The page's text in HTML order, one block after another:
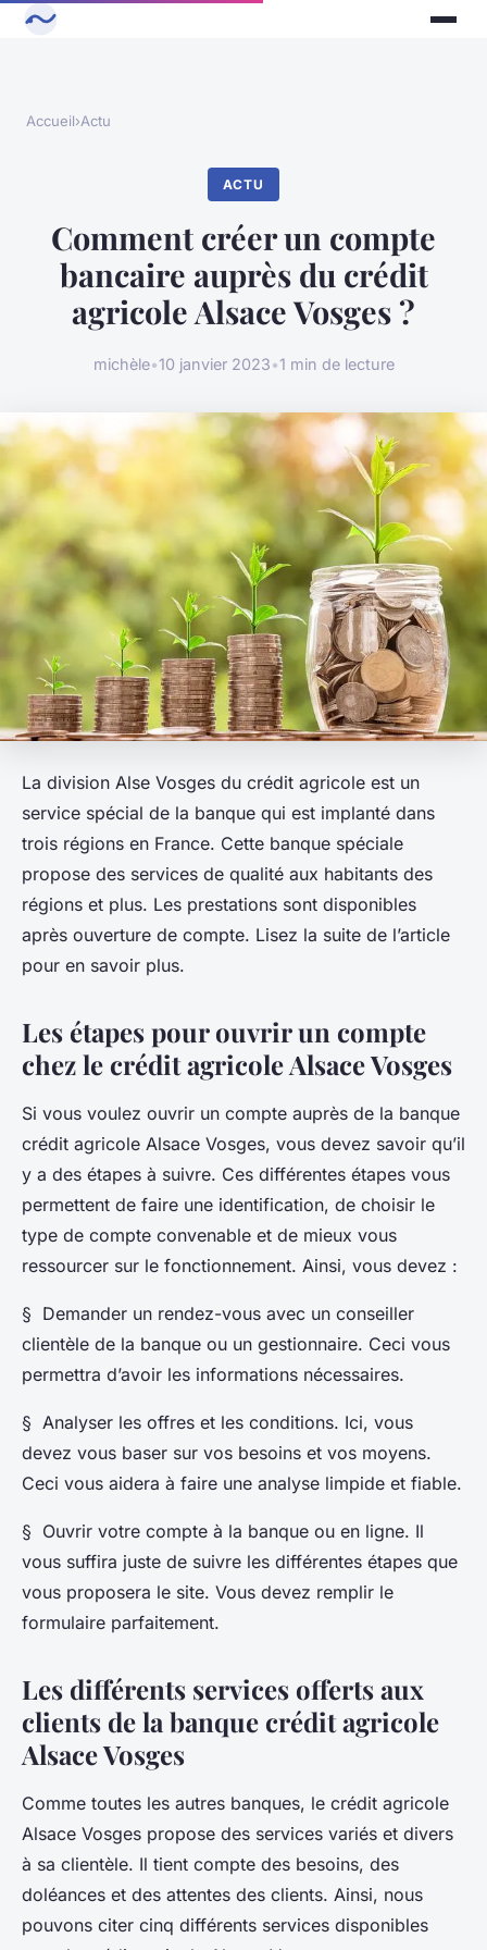
Accueil›Actu
ACTU
Comment créer un compte
bancaire auprès du crédit
agricole Alsace Vosges ?
michèle•10 janvier 2023•1 min de lecture
La division Alse Vosges du crédit agricole est un
service spécial de la banque qui est implanté dans
trois régions en France. Cette banque spéciale
propose des services de qualité aux habitants des
régions et plus. Les prestations sont disponibles
après ouverture de compte. Lisez la suite de l’article
pour en savoir plus.
Les étapes pour ouvrir un compte
chez le crédit agricole Alsace Vosges
Si vous voulez ouvrir un compte auprès de la banque
crédit agricole Alsace Vosges, vous devez savoir qu’il
y a des étapes à suivre. Ces différentes étapes vous
permettent de faire une identification, de choisir le
type de compte convenable et de mieux vous
ressourcer sur le fonctionnement. Ainsi, vous devez :
§ Demander un rendez-vous avec un conseiller
clientèle de la banque ou un gestionnaire. Ceci vous
permettra d’avoir les informations nécessaires.
§ Analyser les offres et les conditions. Ici, vous
devez vous baser sur vos besoins et vos moyens.
Ceci vous aidera à faire une analyse limpide et fiable.
§ Ouvrir votre compte à la banque ou en ligne. Il
vous suffira juste de suivre les différentes étapes que
vous proposera le site. Vous devez remplir le
formulaire parfaitement.
Les différents services offerts aux
clients de la banque crédit agricole
Alsace Vosges
Comme toutes les autres banques, le crédit agricole
Alsace Vosges propose des services variés et divers
à sa clientèle. Il tient compte des besoins, des
doléances et des attentes des clients. Ainsi, nous
pouvons citer cinq différents services disponibles